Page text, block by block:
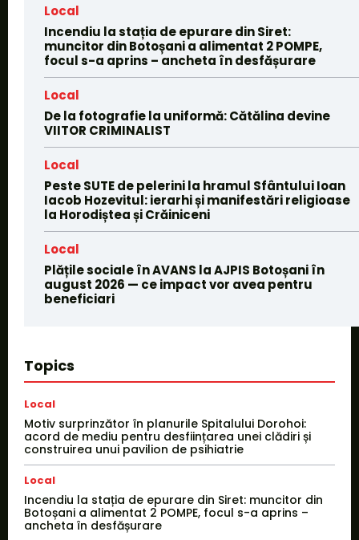
Local
Incendiu la stația de epurare din Siret:
muncitor din Botoșani a alimentat 2 POMPE,
focul s-a aprins – ancheta în desfășurare
Local
De la fotografie la uniformă: Cătălina devine
VIITOR CRIMINALIST
Local
Peste SUTE de pelerini la hramul Sfântului Ioan
Iacob Hozevitul: ierarhi și manifestări religioase
la Horodiștea și Crăiniceni
Local
Plățile sociale în AVANS la AJPIS Botoșani în
august 2026 — ce impact vor avea pentru
beneficiari
Topics
Local
Motiv surprinzător în planurile Spitalului Dorohoi:
acord de mediu pentru desființarea unei clădiri și
construirea unui pavilion de psihiatrie
Local
Incendiu la stația de epurare din Siret: muncitor din
Botoșani a alimentat 2 POMPE, focul s-a aprins –
ancheta în desfășurare